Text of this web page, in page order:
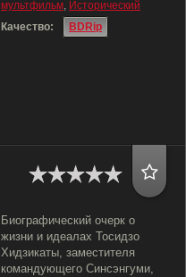
мультфильм, Исторический
Качество:
BDRip
Биографический очерк о
жизни и идеалах Тосидзо
Хидзикаты, заместителя
командующего Синсэнгуми,